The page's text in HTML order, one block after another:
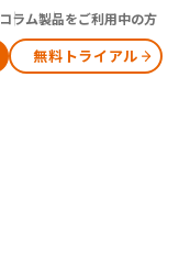
コラム製品をご利用中の方
無料トライアル